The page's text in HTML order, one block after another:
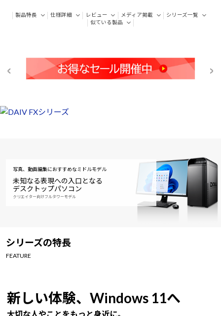
製品特長 仕様詳細 レビュー メディア掲載
シリーズ一覧
似ている製品
写真、動画編集におすすめなミドルモデル
未知なる表現への入口となる
デスクトップパソコン
クリエイター向けフルタワーモデル
シリーズの特長
FEATURE
新しい体験、Windows 11へ
大切な人やことをもっと身近に。